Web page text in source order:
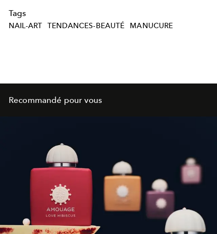
Tags
NAIL-ART TENDANCES-BEAUTÉ MANUCURE
Recommandé pour vous